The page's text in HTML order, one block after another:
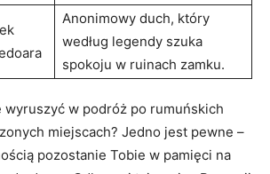
Anonimowy duch, który
według legendy szuka
spokoju w ruinach zamku.
wyruszyć w podróż‍ po rumuńskich
miejscach? Jedno jest pewne –
pozostanie Tobie w pamięci na